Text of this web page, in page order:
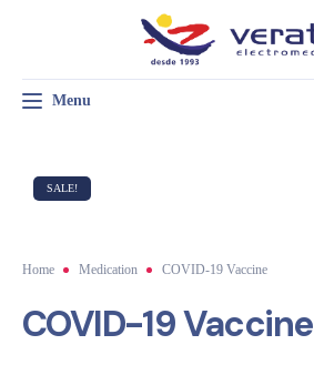
Toggle navigation
Menu
SALE!
Home Medication COVID-19 Vaccine
COVID-19 Vaccine